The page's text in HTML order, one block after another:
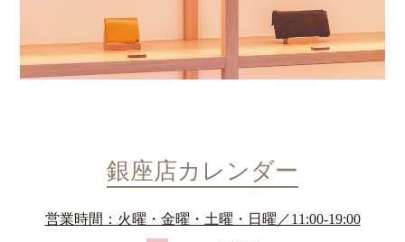
銀座店カレンダー
営業時間：火曜・金曜・土曜・日曜／11:00-19:00